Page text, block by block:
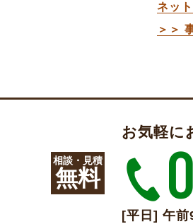
ネッ
＞＞
相談・見積
無料
お気軽に
[平日] 午